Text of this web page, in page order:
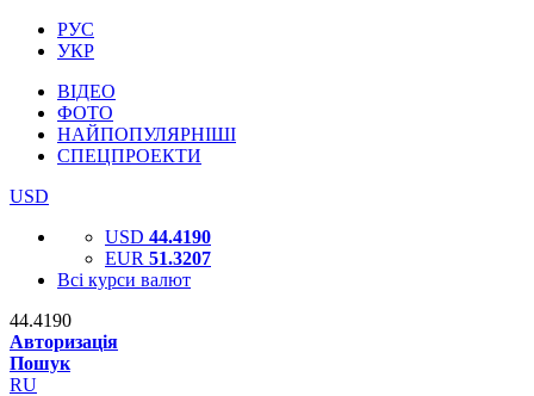
РУС
УКР
ВІДЕО
ФОТО
НАЙПОПУЛЯРНІШІ
СПЕЦПРОЕКТИ
USD
USD 44.4190
EUR 51.3207
Всі курси валют
44.4190
Авторизація
Пошук
RU